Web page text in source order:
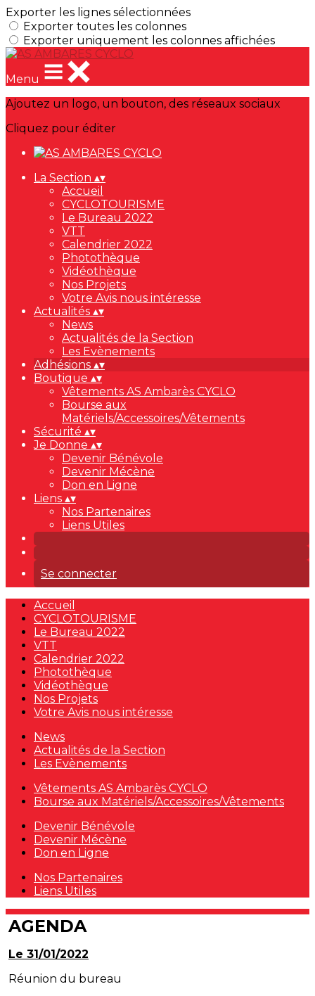
Exporter les lignes sélectionnées
Exporter toutes les colonnes
Exporter uniquement les colonnes affichées
Menu
Ajoutez un logo, un bouton, des réseaux sociaux
Cliquez pour éditer
La Section ▴▾
Accueil
CYCLOTOURISME
Le Bureau 2022
VTT
Calendrier 2022
Photothèque
Vidéothèque
Nos Projets
Votre Avis nous intéresse
Actualités ▴▾
News
Actualités de la Section
Les Evènements
Adhésions ▴▾
Boutique ▴▾
Vêtements AS Ambarès CYCLO
Bourse aux
Matériels/Accessoires/Vêtements
Sécurité ▴▾
Je Donne ▴▾
Devenir Bénévole
Devenir Mécène
Don en Ligne
Liens ▴▾
Nos Partenaires
Liens Utiles
Se connecter
Accueil
CYCLOTOURISME
Le Bureau 2022
VTT
Calendrier 2022
Photothèque
Vidéothèque
Nos Projets
Votre Avis nous intéresse
News
Actualités de la Section
Les Evènements
Vêtements AS Ambarès CYCLO
Bourse aux Matériels/Accessoires/Vêtements
Devenir Bénévole
Devenir Mécène
Don en Ligne
Nos Partenaires
Liens Utiles
AGENDA
Le 31/01/2022
Réunion du bureau